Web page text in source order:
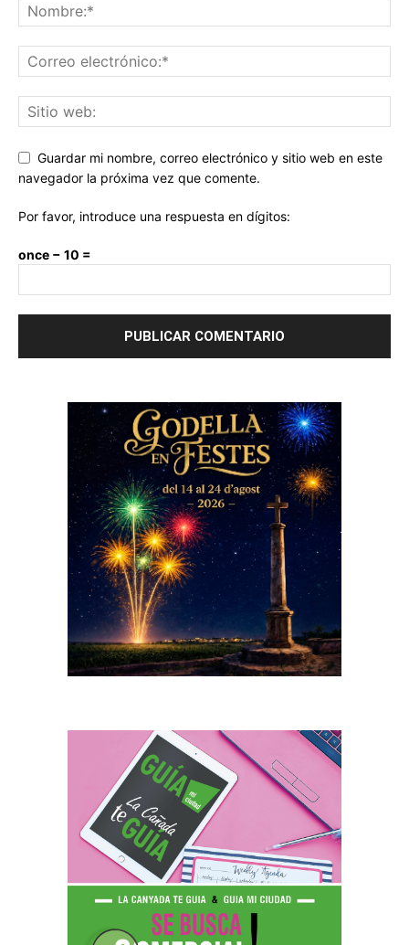
Guardar mi nombre, correo electrónico y sitio web en este
navegador la próxima vez que comente.
Por favor, introduce una respuesta en dígitos:
once − 10 =